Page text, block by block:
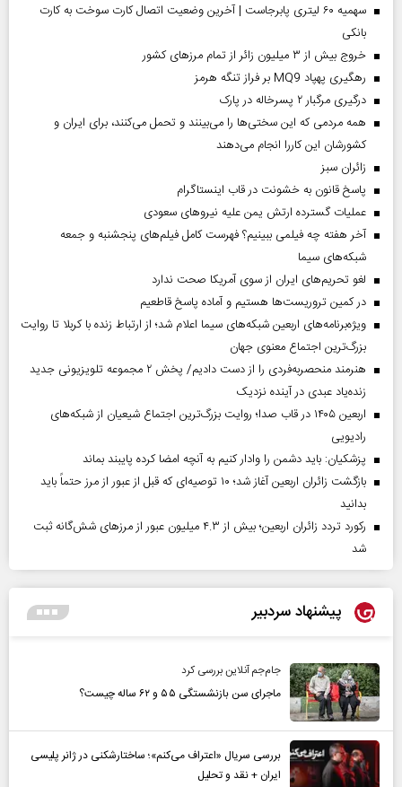
سهمیه ۶۰ لیتری پابرجاست | آخرین وضعیت اتصال کارت سوخت به کارت
بانکی
خروج بیش از ۳ میلیون زائر از تمام مرز‌های کشور
رهگیری پهپاد MQ9 بر فراز تنگه هرمز
درگیری مرگبار ۲ پسرخاله در پارک
همه مردمی که این سختی‌ها را می‌بینند و تحمل می‌کنند، برای ایران و
کشورشان این کاررا انجام می‌دهند
‌زائران سبز
پاسخ قانون به خشونت در قاب اینستاگرام
عملیات گسترده ارتش یمن علیه نیروهای سعودی
آخر هفته چه فیلمی ببینیم؟ فهرست کامل فیلم‌های پنجشنبه و جمعه
شبکه‌های سیما
لغو تحریم‌های ایران از سوی آمریکا صحت ندارد
در کمین تروریست‌ها هستیم و آماده پاسخ قاطعیم
ویژه‌برنامه‌های اربعین شبکه‌های سیما اعلام شد؛ از ارتباط زنده با کربلا تا روایت
بزرگ‌ترین اجتماع معنوی جهان
هنرمند منحصر‌به‌فردی را از دست دادیم/ پخش ۲ مجموعه تلویزیونی جدید
زنده‌یاد عبدی در آینده نزدیک
اربعین ۱۴۰۵ در قاب صدا؛ روایت بزرگ‌ترین اجتماع شیعیان از شبکه‌های
رادیویی
پزشکیان: باید دشمن را وادار کنیم به آنچه امضا کرده پایبند بماند
بازگشت زائران اربعین آغاز شد؛ ۱۰ توصیه‌ای که قبل از عبور از مرز حتماً باید
بدانید
رکورد تردد زائران اربعین؛ بیش از ۴.۳ میلیون عبور از مرزهای شش‌گانه ثبت
شد
پیشنهاد سردبیر
جام‌جم آنلاین بررسی کرد
ماجرای سن بازنشستگی ۵۵ و ۶۲ ساله چیست؟
بررسی سریال «اعتراف می‌کنم»؛ ساختارشکنی در ژانر پلیسی
ایران + نقد و تحلیل